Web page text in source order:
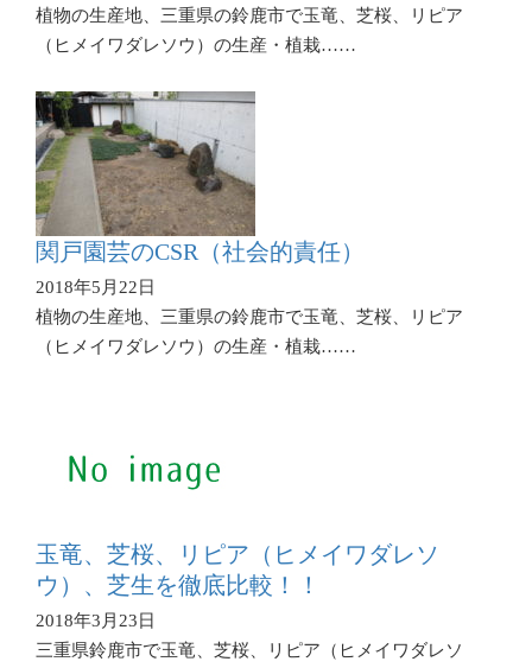
植物の生産地、三重県の鈴鹿市で玉竜、芝桜、リピア
（ヒメイワダレソウ）の生産・植栽……
関戸園芸のCSR（社会的責任）
2018年5月22日
植物の生産地、三重県の鈴鹿市で玉竜、芝桜、リピア
（ヒメイワダレソウ）の生産・植栽……
玉竜、芝桜、リピア（ヒメイワダレソ
ウ）、芝生を徹底比較！！
2018年3月23日
三重県鈴鹿市で玉竜、芝桜、リピア（ヒメイワダレソ